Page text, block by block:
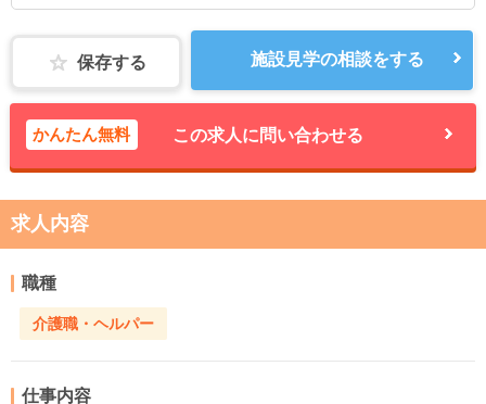
保存する 施設見学の相談をする
かんたん無料 この求人に問い合わせる
求人内容
職種
介護職・ヘルパー
仕事内容